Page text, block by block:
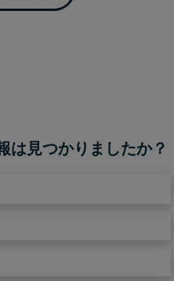
は見つかりましたか？